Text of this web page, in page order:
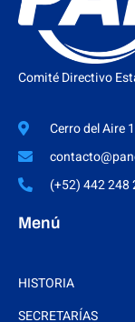
Comité Directivo
Cerro del Aire
(+52) 442 248
Menú
HISTORIA
SECRETARÍAS